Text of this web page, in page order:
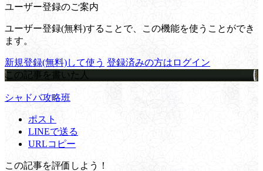
ユーザー登録のご案内
ユーザー登録(無料)することで、この機能を使うことができ
ます。
新規登録(無料)して使う 登録済みの方はログイン
この記事を書いた人
シャドバ攻略班
ポスト
LINEで送る
URLコピー
この記事を評価しよう！